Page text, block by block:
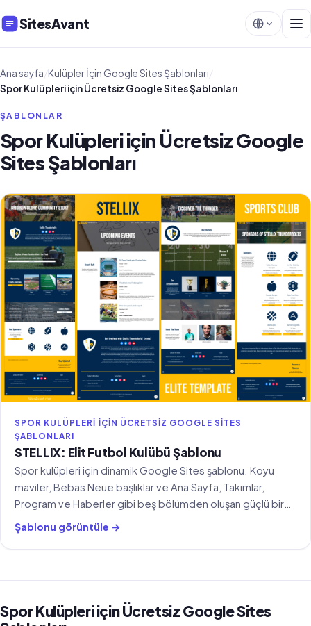
SitesAvant
Ana sayfa/Kulüpler İçin Google Sites Şablonları/
Spor Kulüpleri için Ücretsiz Google Sites Şablonları
ŞABLONLAR
Spor Kulüpleri için Ücretsiz Google
Sites Şablonları
SPOR KULÜPLERI IÇIN ÜCRETSIZ GOOGLE SITES
ŞABLONLARI
STELLIX: Elit Futbol Kulübü Şablonu
Spor kulüpleri için dinamik Google Sites şablonu. Koyu
maviler, Bebas Neue başlıklar ve Ana Sayfa, Takımlar,
Program ve Haberler gibi beş bölümden oluşan güçlü bir
tasarım.
Şablonu görüntüle →
Spor Kulüpleri için Ücretsiz Google Sites